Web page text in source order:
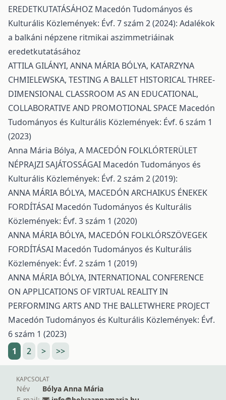
EREDETKUTATÁSÁHOZ Macedón Tudományos és
Kulturális Közlemények: Évf. 7 szám 2 (2024): Adalékok
a balkáni népzene ritmikai aszimmetriáinak
eredetkutatásához
ATTILA GILÁNYI, ANNA MÁRIA BÓLYA, KATARZYNA
CHMIELEWSKA, TESTING A BALLET HISTORICAL THREE-
DIMENSIONAL CLASSROOM AS AN EDUCATIONAL,
COLLABORATIVE AND PROMOTIONAL SPACE Macedón
Tudományos és Kulturális Közlemények: Évf. 6 szám 1
(2023)
Anna Mária Bólya, A MACEDÓN FOLKLÓRTERÜLET
NÉPRAJZI SAJÁTOSSÁGAI Macedón Tudományos és
Kulturális Közlemények: Évf. 2 szám 2 (2019):
ANNA MÁRIA BÓLYA, MACEDÓN ARCHAIKUS ÉNEKEK
FORDÍTÁSAI Macedón Tudományos és Kulturális
Közlemények: Évf. 3 szám 1 (2020)
ANNA MÁRIA BÓLYA, MACEDÓN FOLKLÓRSZÖVEGEK
FORDÍTÁSAI Macedón Tudományos és Kulturális
Közlemények: Évf. 2 szám 1 (2019)
ANNA MÁRIA BÓLYA, INTERNATIONAL CONFERENCE
ON APPLICATIONS OF VIRTUAL REALITY IN
PERFORMING ARTS AND THE BALLETWHERE PROJECT
Macedón Tudományos és Kulturális Közlemények: Évf.
6 szám 1 (2023)
1
2 > >>
KAPCSOLAT
Név
Bólya Anna Mária